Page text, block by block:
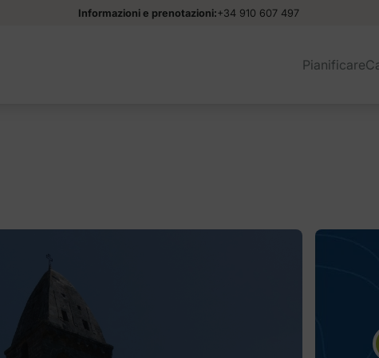
Informazioni e prenotazioni:+34 910 607 497
Pianificare